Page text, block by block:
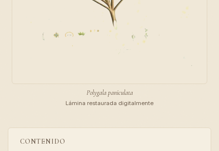
CONTENIDO
Polygala paniculata
Lámina restaurada digitalmente